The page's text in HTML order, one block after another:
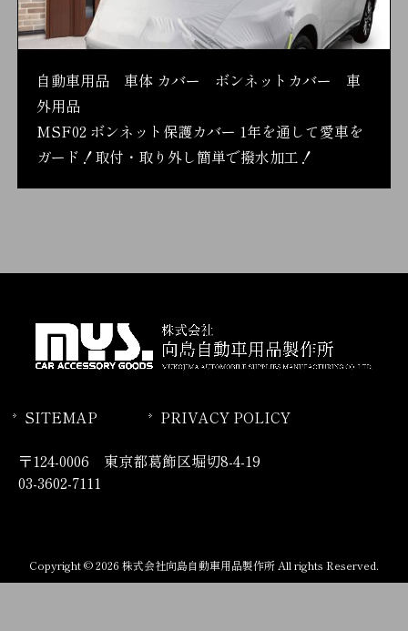
自動車用品 車体 カバー ボンネットカバー 車
外用品
MSF02 ボンネット保護カバー 1年を通して愛車を
ガード！取付・取り外し簡単で撥水加工！
SITEMAP PRIVACY POLICY
〒124-0006 東京都葛飾区堀切8-4-19
03-3602-7111
Copyright © 2026 株式会社向島自動車用品製作所 All rights Reserved.